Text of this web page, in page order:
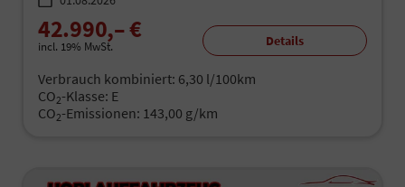
42.990,– €
incl. 19% MwSt. Details
Verbrauch kombiniert: 6,30 l/100km
CO2-Klasse: E
CO2-Emissionen: 143,00 g/km